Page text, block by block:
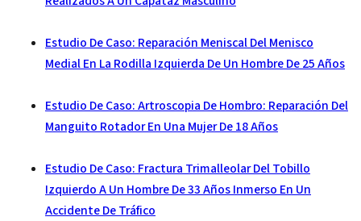
Estudio De Caso: Reparación Meniscal Del Menisco
Medial En La Rodilla Izquierda De Un Hombre De 25 Años
Estudio De Caso: Artroscopia De Hombro: Reparación Del
Manguito Rotador En Una Mujer De 18 Años
Estudio De Caso: Fractura Trimalleolar Del Tobillo
Izquierdo A Un Hombre De 33 Años Inmerso En Un
Accidente De Tráfico